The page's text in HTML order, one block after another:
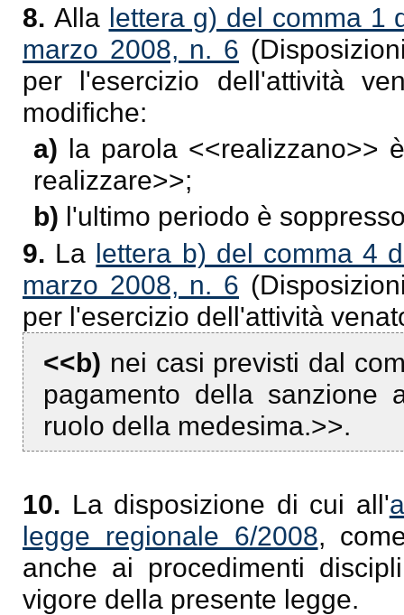
8. Alla lettera g) del comma 1
marzo 2008, n. 6
per l'esercizio dell'attività
modifiche:
a) la parola <<realizzano>>
realizzare>>;
b) l'ultimo periodo è
9. La lettera b) del comma 4
marzo 2008, n. 6
per l'esercizio dell'attività
<<b) nei casi previsti dal
pagamento della sanzione
ruolo della medesima.>>.
10. La disposizione di cui all'
legge regionale 6/2008,
anche ai procedimenti
vigore della presente legge.